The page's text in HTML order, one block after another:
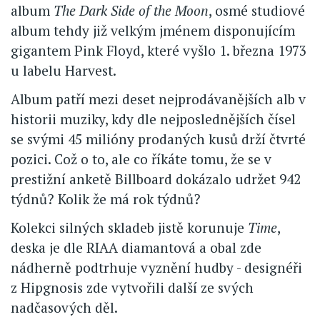
album The Dark Side of the Moon, osmé studiové
album tehdy již velkým jménem disponujícím
gigantem Pink Floyd, které vyšlo 1. března 1973
u labelu Harvest.
Album patří mezi deset nejprodávanějších alb v
historii muziky, kdy dle nejposlednějších čísel
se svými 45 milióny prodaných kusů drží čtvrté
pozici. Což o to, ale co říkáte tomu, že se v
prestižní anketě Billboard dokázalo udržet 942
týdnů? Kolik že má rok týdnů?
Kolekci silných skladeb jistě korunuje Time,
deska je dle RIAA diamantová a obal zde
nádherně podtrhuje vyznění hudby - designéři
z Hipgnosis zde vytvořili další ze svých
nadčasových děl.